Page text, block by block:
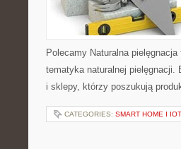
Polecamy Naturalna
tematyka naturalnej pielęgnacji.
i sklepy, którzy poszukują
CATEGORIES: SMART HOME I IOT